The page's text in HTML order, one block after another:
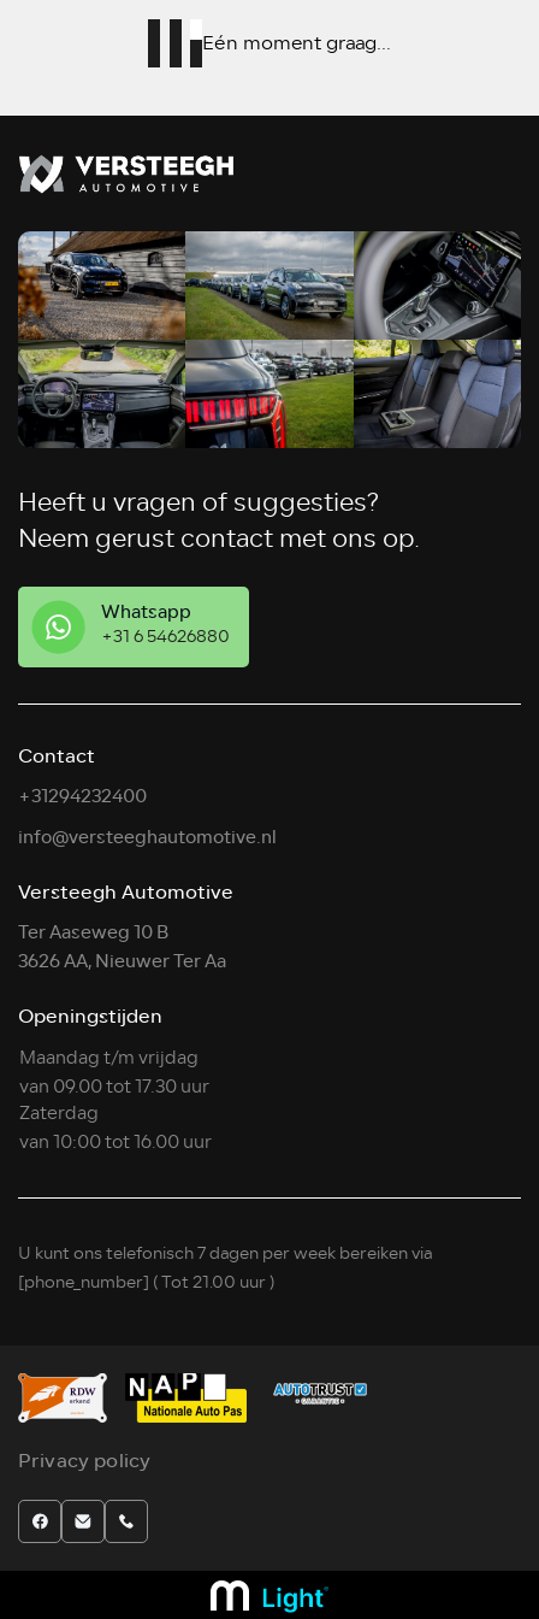
Eén moment graag...
Heeft u vragen of suggesties?
Neem gerust contact met ons op.
Whatsapp
+31 6 54626880
Contact
+31294232400
info@versteeghautomotive.nl
Versteegh Automotive
Ter Aaseweg 10 B
3626 AA, Nieuwer Ter Aa
Openingstijden
Maandag t/m vrijdag
van 09.00 tot 17.30 uur
Zaterdag
van 10:00 tot 16.00 uur
U kunt ons telefonisch 7 dagen per week bereiken via
[phone_number] ( Tot 21.00 uur )
Privacy policy